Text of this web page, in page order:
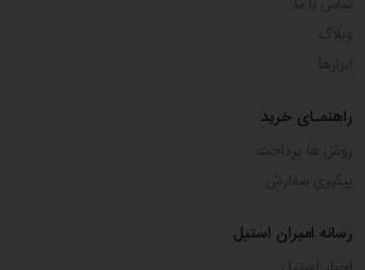
راهنمـای خرید
رسانه امیران استیل